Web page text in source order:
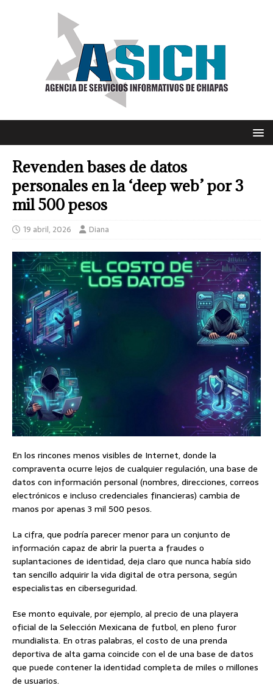
Revenden bases de datos
personales en la ‘deep web’ por 3
mil 500 pesos
19 abril, 2026 Diana
En los rincones menos visibles de Internet, donde la
compraventa ocurre lejos de cualquier regulación, una base de
datos con información personal (nombres, direcciones, correos
electrónicos e incluso credenciales financieras) cambia de
manos por apenas 3 mil 500 pesos.
La cifra, que podría parecer menor para un conjunto de
información capaz de abrir la puerta a fraudes o
suplantaciones de identidad, deja claro que nunca había sido
tan sencillo adquirir la vida digital de otra persona, según
especialistas en ciberseguridad.
Ese monto equivale, por ejemplo, al precio de una playera
oficial de la Selección Mexicana de futbol, en pleno furor
mundialista. En otras palabras, el costo de una prenda
deportiva de alta gama coincide con el de una base de datos
que puede contener la identidad completa de miles o millones
de usuarios.